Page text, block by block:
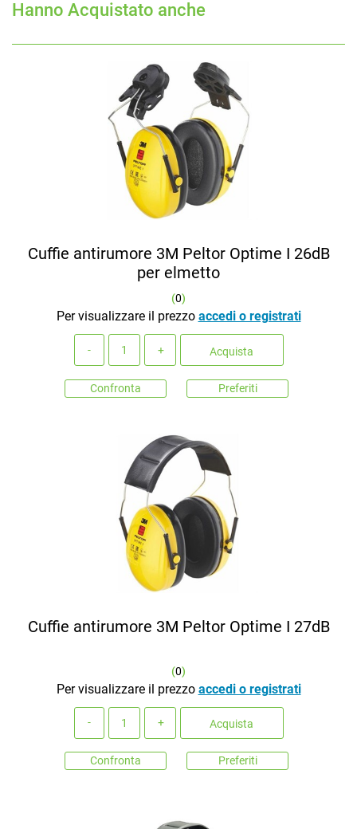
Hanno Acquistato anche
Cuffie antirumore 3M Peltor Optime I 26dB
per elmetto
(0)
Per visualizzare il prezzo accedi o registrati
Acquista
Confronta Preferiti
Cuffie antirumore 3M Peltor Optime I 27dB
(0)
Per visualizzare il prezzo accedi o registrati
Acquista
Confronta Preferiti